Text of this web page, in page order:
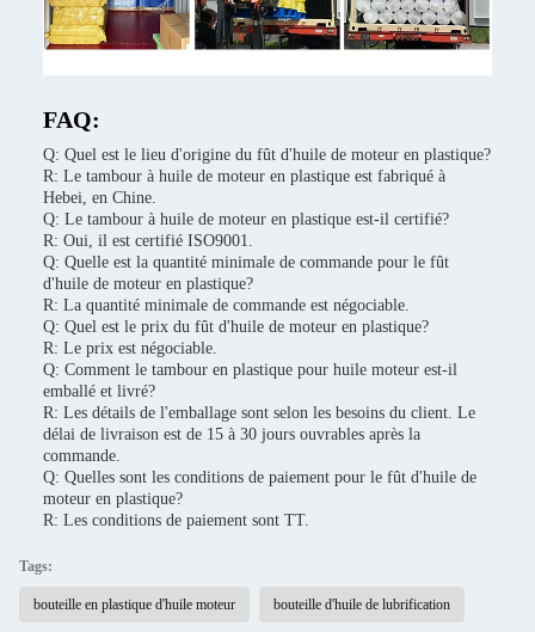
FAQ:
Q: Quel est le lieu d'origine du fût d'huile de moteur en plastique?
R: Le tambour à huile de moteur en plastique est fabriqué à
Hebei, en Chine.
Q: Le tambour à huile de moteur en plastique est-il certifié?
R: Oui, il est certifié ISO9001.
Q: Quelle est la quantité minimale de commande pour le fût
d'huile de moteur en plastique?
R: La quantité minimale de commande est négociable.
Q: Quel est le prix du fût d'huile de moteur en plastique?
R: Le prix est négociable.
Q: Comment le tambour en plastique pour huile moteur est-il
emballé et livré?
R: Les détails de l'emballage sont selon les besoins du client. Le
délai de livraison est de 15 à 30 jours ouvrables après la
commande.
Q: Quelles sont les conditions de paiement pour le fût d'huile de
moteur en plastique?
R: Les conditions de paiement sont TT.
Tags:
bouteille en plastique d'huile moteur bouteille d'huile de lubrification